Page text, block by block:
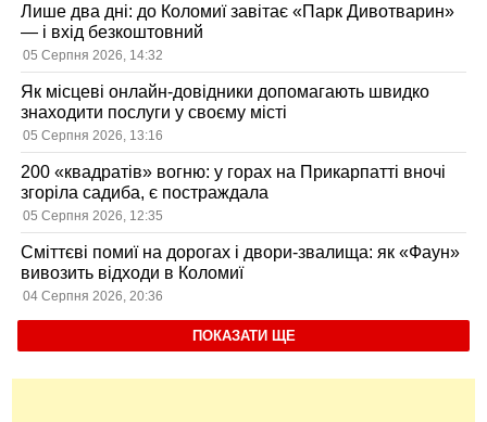
Лише два дні: до Коломиї завітає «Парк Дивотварин»
— і вхід безкоштовний
05 Серпня 2026, 14:32
Як місцеві онлайн-довідники допомагають швидко
знаходити послуги у своєму місті
05 Серпня 2026, 13:16
200 «квадратів» вогню: у горах на Прикарпатті вночі
згоріла садиба, є постраждала
05 Серпня 2026, 12:35
Сміттєві помиї на дорогах і двори-звалища: як «Фаун»
вивозить відходи в Коломиї
04 Серпня 2026, 20:36
ПОКАЗАТИ ЩЕ